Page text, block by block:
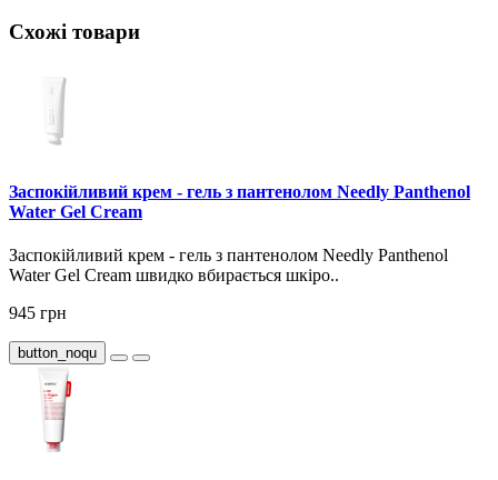
Схожі товари
Заспокійливий крем - гель з пантенолом Needly Panthenol
Water Gel Cream
Заспокійливий крем - гель з пантенолом Needly Panthenol
Water Gel Cream швидко вбирається шкіро..
945 грн
button_noqu